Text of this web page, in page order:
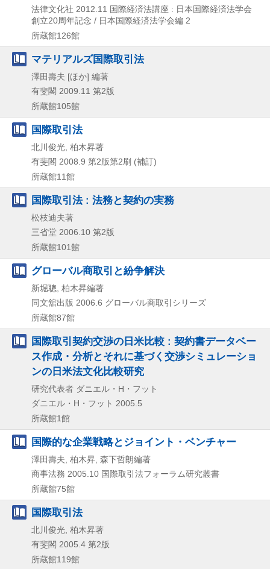
法律文化社 2012.11 国際経済法講座 : 日本国際経済法学会
創立20周年記念 / 日本国際経済法学会編 2
所蔵館126館
マテリアルズ国際取引法
澤田壽夫 [ほか] 編著
有斐閣 2009.11 第2版
所蔵館105館
国際取引法
北川俊光, 柏木昇著
有斐閣 2008.9 第2版第2刷 (補訂)
所蔵館11館
国際取引法 : 法務と契約の実務
松枝迪夫著
三省堂 2006.10 第2版
所蔵館101館
グローバル商取引と紛争解決
新堀聰, 柏木昇編著
同文舘出版 2006.6 グローバル商取引シリーズ
所蔵館87館
国際取引契約交渉の日米比較 : 契約書データベー
ス作成・分析とそれに基づく交渉シミュレーショ
ンの日米法文化比較研究
研究代表者 ダニエル・H・フット
ダニエル・H・フット 2005.5
所蔵館1館
国際的な企業戦略とジョイント・ベンチャー
澤田壽夫, 柏木昇, 森下哲朗編著
商事法務 2005.10 国際取引法フォーラム研究叢書
所蔵館75館
国際取引法
北川俊光, 柏木昇著
有斐閣 2005.4 第2版
所蔵館119館